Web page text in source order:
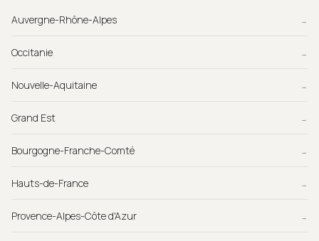
Auvergne-Rhône-Alpes →
Occitanie →
Nouvelle-Aquitaine →
Grand Est →
Bourgogne-Franche-Comté →
Hauts-de-France →
Provence-Alpes-Côte d'Azur →